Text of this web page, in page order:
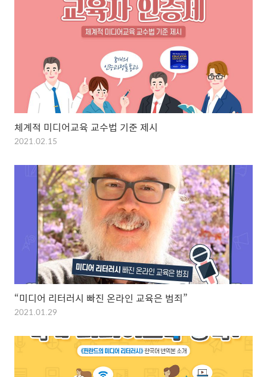
체계적 미디어교육 교수법 기준 제시
2021.02.15
“미디어 리터러시 빠진 온라인 교육은 범죄”
2021.01.29